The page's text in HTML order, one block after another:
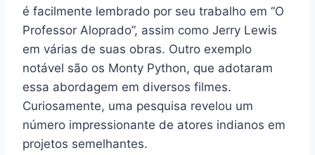
é facilmente lembrado por seu trabalho em “O
Professor Aloprado”, assim como Jerry Lewis
em várias de suas obras. Outro exemplo
notável são os Monty Python, que adotaram
essa abordagem em diversos filmes.
Curiosamente, uma pesquisa revelou um
número impressionante de atores indianos em
projetos semelhantes.